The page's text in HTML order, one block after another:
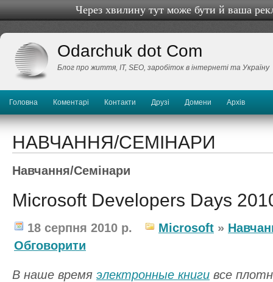
Через хвилину тут може бути й ваша
Odarchuk dot Com
Блог про життя, IТ, SEO, заробіток в інтернеті та Україну
Головна Коментарі Контакти Друзі Домени Архів
НАВЧАННЯ/СЕМІНАРИ
Навчання/Семінари
Microsoft Developers Days
18 серпня 2010 р. Microsoft »
Обговорити
В наше время электронные книги все